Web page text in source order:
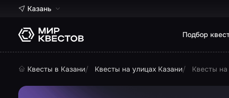
Казань
Подбор
Квесты в Казани Квесты на улицах Казани Квесты